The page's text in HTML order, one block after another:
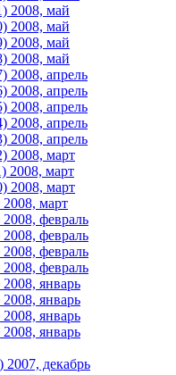
2008, май
2008, май
2008, май
2008, май
2008, апрель
2008, апрель
2008, апрель
2008, апрель
2008, апрель
2008, март
2008, март
2008, март
март
февраль
февраль
февраль
февраль
январь
январь
январь
январь
декабрь